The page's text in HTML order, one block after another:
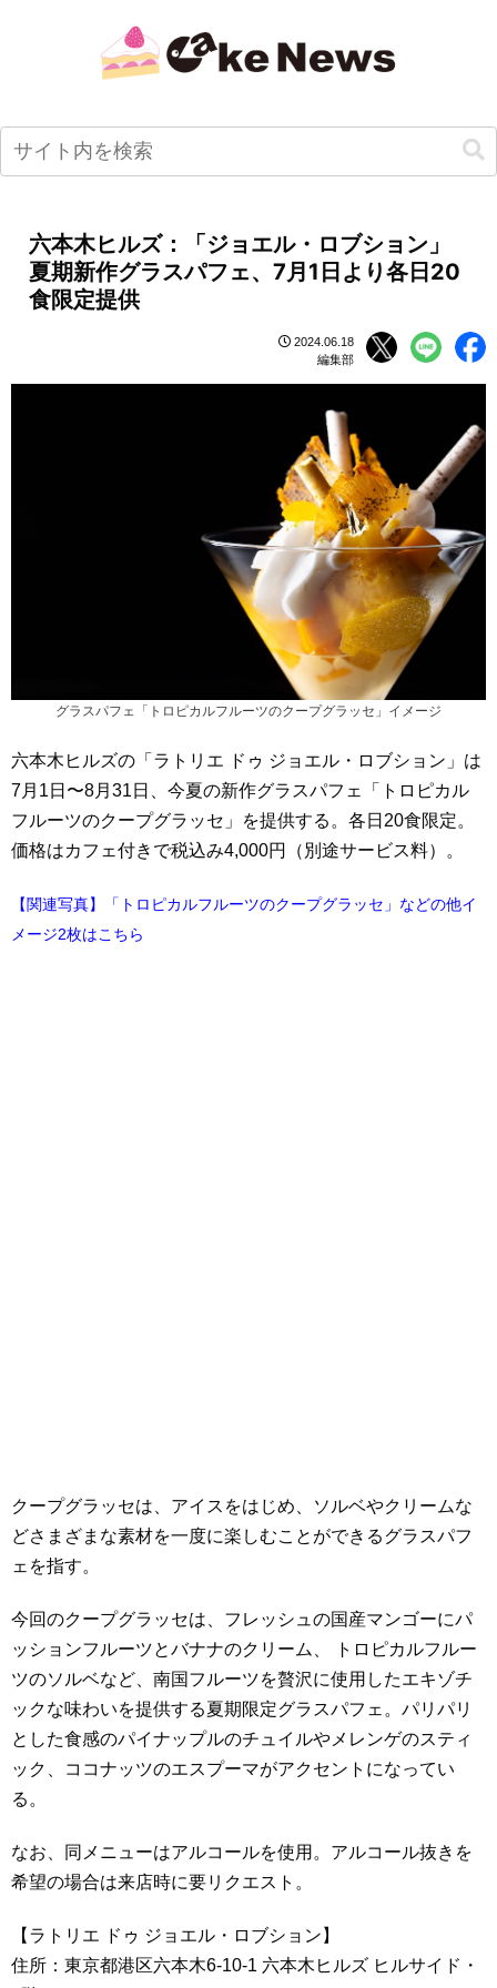
六本木ヒルズ：「ジョエル・ロブション」
夏期新作グラスパフェ、7月1日より各日20
食限定提供
2024.06.18
編集部
グラスパフェ「トロピカルフルーツのクープグラッセ」イメージ
六本木ヒルズの「ラトリエ ドゥ ジョエル・ロブション」は
7月1日〜8月31日、今夏の新作グラスパフェ「トロピカル
フルーツのクープグラッセ」を提供する。各日20食限定。
価格はカフェ付きで税込み4,000円（別途サービス料）。
【関連写真】「トロピカルフルーツのクープグラッセ」などの他イ
メージ2枚はこちら
クープグラッセは、アイスをはじめ、ソルベやクリームな
どさまざまな素材を一度に楽しむことができるグラスパフ
ェを指す。
今回のクープグラッセは、フレッシュの国産マンゴーにパ
ッションフルーツとバナナのクリーム、 トロピカルフルー
ツのソルベなど、南国フルーツを贅沢に使用したエキゾチ
ックな味わいを提供する夏期限定グラスパフェ。パリパリ
とした食感のパイナップルのチュイルやメレンゲのスティ
ック、ココナッツのエスプーマがアクセントになってい
る。
なお、同メニューはアルコールを使用。アルコール抜きを
希望の場合は来店時に要リクエスト。
【ラトリエ ドゥ ジョエル・ロブション】
住所：東京都港区六本木6-10-1 六本木ヒルズ ヒルサイド・